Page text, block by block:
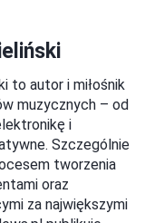
to autor i miłośnik
muzycznych – od
i
Szczególnie
tworzenia
oraz
za największymi